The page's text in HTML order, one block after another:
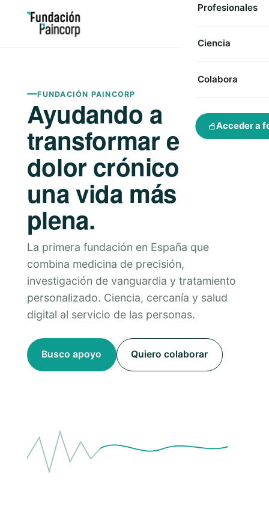
Profesionales
Ciencia
Colabora
Acceder a
FUNDACIÓN PAINCORP
Ayudando a
transformar el
dolor crónico en
una vida más
plena.
La primera fundación en España que
combina medicina de precisión,
investigación de vanguardia y tratamiento
personalizado. Ciencia, cercanía y salud
digital al servicio de las personas.
Busco apoyo Quiero colaborar